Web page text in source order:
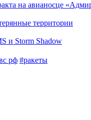
на авианосце
территории
и Storm Shadow
рф #ракеты